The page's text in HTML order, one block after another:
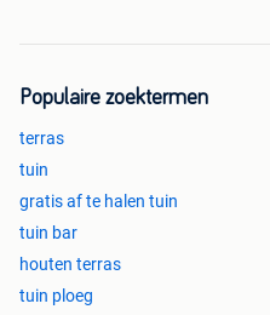
Populaire zoektermen
terras
tuin
gratis af te halen tuin
tuin bar
houten terras
tuin ploeg